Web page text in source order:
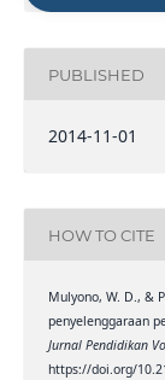
PUBLISHED
2014-11-01
HOW TO CITE
Mulyono, W. D., &
penyelenggaraan
Jurnal Pendidikan
https://doi.org/